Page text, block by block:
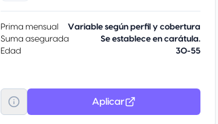
Prima mensual
Variable según perfil y cobertura
Suma asegurada
Se establece en carátula.
Edad
30-55
Aplicar